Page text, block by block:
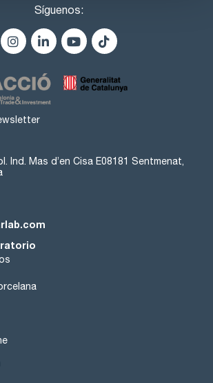
Síguenos:
Ind. Mas d’en Cisa E08181 Sentmenat,